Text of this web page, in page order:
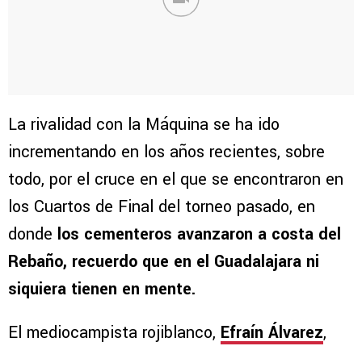
La rivalidad con la Máquina se ha ido
incrementando en los años recientes, sobre
todo, por el cruce en el que se encontraron en
los Cuartos de Final del torneo pasado, en
donde los cementeros avanzaron a costa del
Rebaño, recuerdo que en el Guadalajara ni
siquiera tienen en mente.
El mediocampista rojiblanco, Efraín Álvarez,